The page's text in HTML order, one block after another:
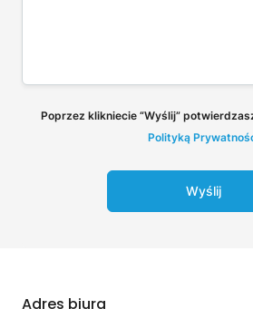
Poprzez klikniecie “Wyślij”
Polityką
Wyślij
Adres biura